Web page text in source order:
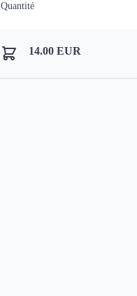
Quantité
14.00 EUR